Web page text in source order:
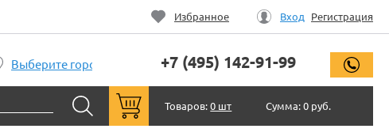
Избранное Вход Регистрация
Выберите город +7 (495) 142-91-99
Товаров:0 шт Сумма:0 руб.